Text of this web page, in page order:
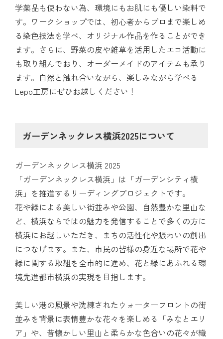
学薬品も使わない為、環境にもお肌にも優しい染料で
す。ワークショップでは、初心者からプロまで楽しめ
る染色技法を学べ、オリジナル作品を作ることができ
ます。さらに、野菜の皮や雑草を活用したエコ活動に
も取り組んでおり、オーダーメイドのアイテムも承り
ます。自然と触れ合いながら、楽しみながら学べる
Lepo工房にぜひお越しください！
ガーデンネックレス横浜2025について
ガーデンネックレス横浜 2025
「ガーデンネックレス横浜」は「ガーデンシティ横
浜」を推進するリーディングプロジェクトです。
花や緑による美しい街並みや公園、自然豊かな里山な
ど、横浜ならではの魅力を発信することで多くの方に
横浜にお越しいただき、まちの活性化や賑わいの創出
につなげます。また、市民の皆様の身近な場所で花や
緑に関する取組を全市的に進め、花と緑にあふれる環
境先進都市横浜の実現を目指します。
美しい港の風景や洗練されたウォーターフロントの街
並みを背景に表情豊かな花々を楽しめる「みなとエリ
ア」や、昔懐かしい里山と柔らかな色合いの花々が織